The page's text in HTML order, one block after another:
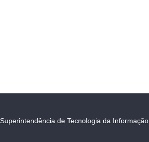
Superintendência de Tecnologia da Informação